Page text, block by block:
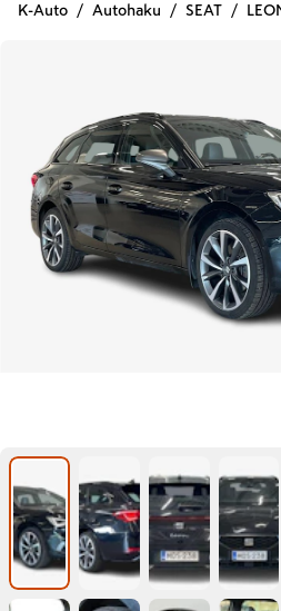
K-Auto Autohaku SEAT